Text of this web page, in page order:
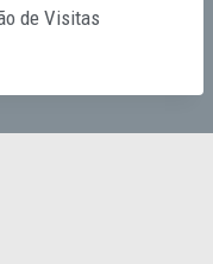
de Visitas